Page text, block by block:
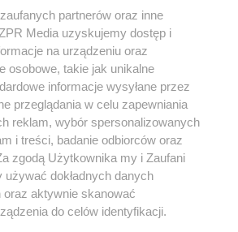
w serwisie nie może być powielany i
rozpowszechniany w jakikolwiek sposób (w
lub mechaniczny) na jakimkolwiek polu
formie, włącznie z umieszczaniem w
właściciela praw. Jakiekolwiek użycie lub
całości lub w części z naruszeniem prawa,
jest zabronione pod groźbą kary i może być
partnerów oraz inne
Media uzyskujemy dostęp i
na urządzeniu oraz
osobowe, takie jak unikalne
informacje wysyłane przez
przeglądania w celu zapewniania
reklam, wybór spersonalizowanych
i treści, badanie odbiorców oraz
zgodą Użytkownika my i Zaufani
dokładnych danych
aktywnie skanować
do celów identyfikacji.